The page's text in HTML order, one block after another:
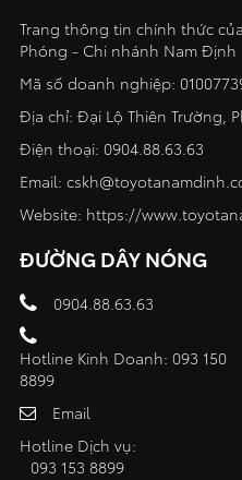
Trang thông tin chính thức
Phóng - Chi nhánh Nam Định
Mã số doanh nghiệp:
Địa chỉ: Đại Lộ Thiên Trường,
Điện thoại: 0904.88.63.63
Email:
Website: https://
ĐƯỜNG DÂY NÓNG
0904.88.63.63
Hotline Kinh Doanh: 093 150
8899
Email
Hotline Dịch vụ:
093 153 8899